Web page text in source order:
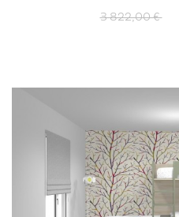
3 822,00 €